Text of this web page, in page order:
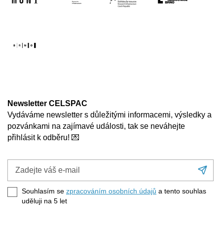
Newsletter CELSPAC
Vydáváme newsletter s důležitými informacemi, výsledky a
pozvánkami na zajímavé události, tak se neváhejte
přihlásit k odběru! 💌
e-
mail
Souhlasím se zpracováním osobních údajů a tento souhlas
uděluji na 5 let